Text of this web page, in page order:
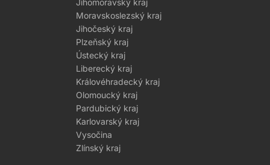
Jihomoravský kraj
Moravskoslezský kraj
Jihočeský kraj
Plzeňský kraj
Ústecký kraj
Liberecký kraj
Královéhradecký kraj
Olomoucký kraj
Pardubický kraj
Karlovarský kraj
Vysočina
Zlínský kraj